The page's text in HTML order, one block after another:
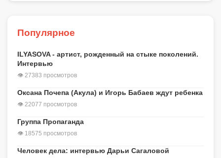
Популярное
ILYASOVA - артист, рожденный на стыке поколений.
Интервью
👁 27383 просмотров
Оксана Почепа (Акула) и Игорь Бабаев ждут ребенка
👁 22077 просмотров
Группа Пропаганда
👁 18575 просмотров
Человек дела: интервью Дарьи Сагаловой